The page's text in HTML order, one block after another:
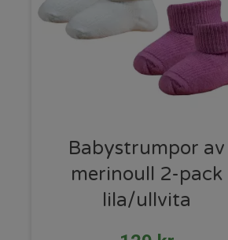
Babystrumpor av
merinoull 2-pack
lila/ullvita